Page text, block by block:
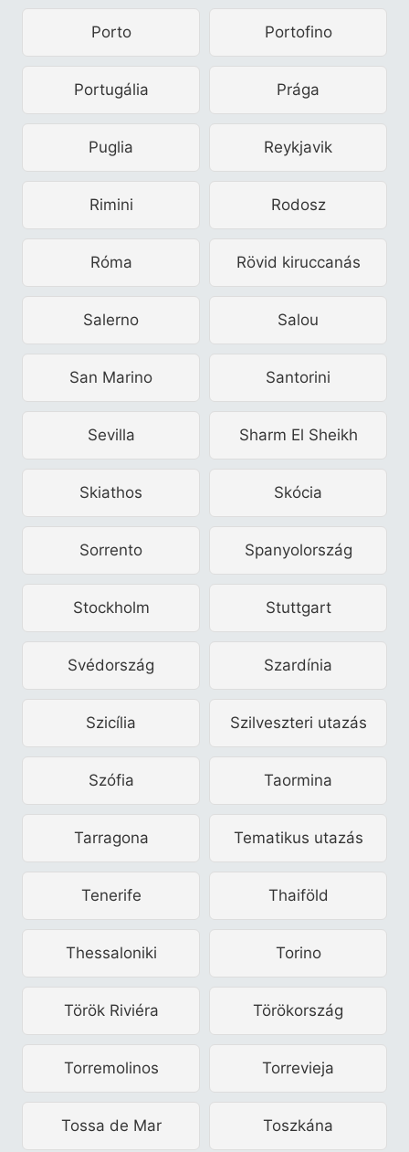
Porto Portofino
Portugália Prága
Puglia Reykjavik
Rimini Rodosz
Róma Rövid kiruccanás
Salerno Salou
San Marino Santorini
Sevilla Sharm El Sheikh
Skiathos Skócia
Sorrento Spanyolország
Stockholm Stuttgart
Svédország Szardínia
Szicília Szilveszteri utazás
Szófia Taormina
Tarragona Tematikus utazás
Tenerife Thaiföld
Thessaloniki Torino
Török Riviéra Törökország
Torremolinos Torrevieja
Tossa de Mar Toszkána